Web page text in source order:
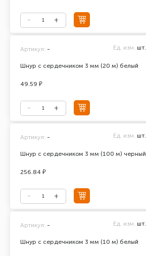
Шнур с сердечником 3 мм (20 м) белый
Артикул: - Ед. изм. шт.
49.59 ₽
Шнур с сердечником 3 мм (100 м) черный
Артикул: - Ед. изм. шт.
256.84 ₽
Шнур с сердечником 3 мм (10 м) белый
Артикул: - Ед. изм. шт.